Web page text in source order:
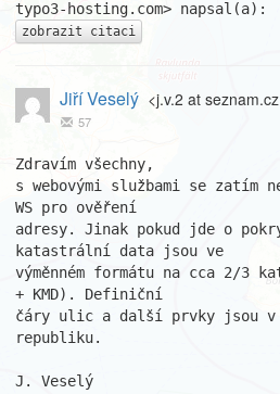
zobrazit citaci
Jiří Veselý <j.v.2 at
57
Zdravím všechny,
s webovými službami se zatím
WS pro ověření
adresy. Jinak pokud jde o
katastrální data jsou ve
výměnném formátu na cca 2/3
+ KMD). Definiční
čáry ulic a další prvky jsou v
republiku.
J. Veselý